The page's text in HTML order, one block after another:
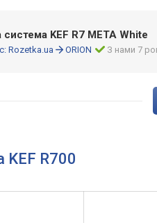
KEF R7 META White
Rozetka.ua ORION З нами 7
KEF R700